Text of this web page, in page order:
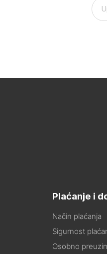
Plaćanje i
Način plaćanja
Sigurnost
Osobno